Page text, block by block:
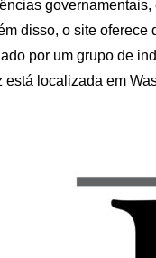
disso, o site oferece
por um grupo de
está localizada em